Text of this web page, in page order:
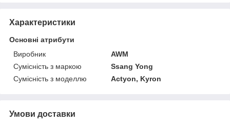
Характеристики
Основні атрибути
Виробник
AWM
Сумісність з маркою
Ssang Yong
Сумісність з моделлю
Actyon, Kyron
Умови доставки